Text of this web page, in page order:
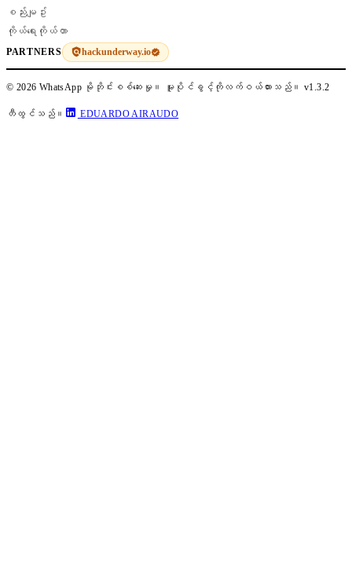
စည်းမျဥ်း
ကိုယ်ရေးကိုယ်တာ
PARTNERS hackunderway.io
© 2026 WhatsApp မိုဘိုင်းစစ်ဆေးမှု။ မူပိုင်ခွင့်ကိုလက်ဝယ်ထားသည်။ v1.3.2
တီထွင်သည်။ EDUARDO AIRAUDO